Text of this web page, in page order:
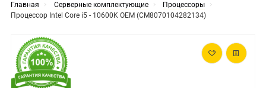
Главная Серверные комплектующие
Процессоры
Процессор Intel Core i5 - 10600K OEM (CM8070104282134)